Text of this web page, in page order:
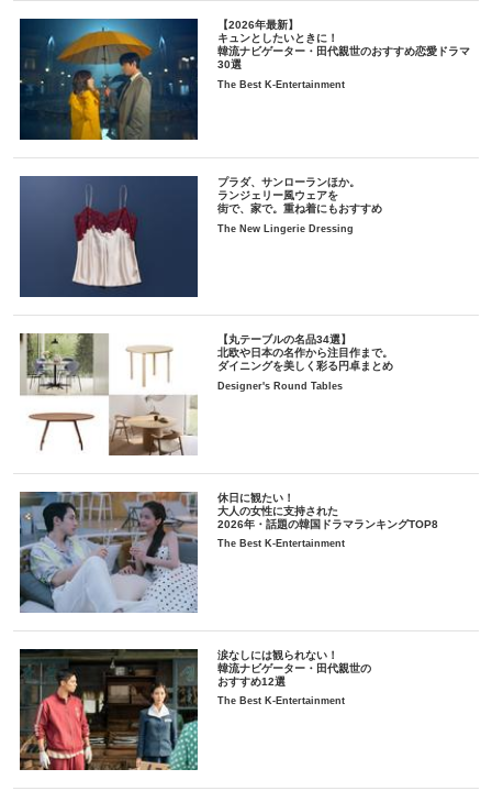
【2026年最新】
キュンとしたいときに！
韓流ナビゲーター・田代親世のおすすめ恋愛ドラマ
30選
The Best K-Entertainment
プラダ、サンローランほか。
ランジェリー風ウェアを
街で、家で。重ね着にもおすすめ
The New Lingerie Dressing
【丸テーブルの名品34選】
北欧や日本の名作から注目作まで。
ダイニングを美しく彩る円卓まとめ
Designer's Round Tables
休日に観たい！
大人の女性に支持された
2026年・話題の韓国ドラマランキングTOP8
The Best K-Entertainment
涙なしには観られない！
韓流ナビゲーター・田代親世の
おすすめ12選
The Best K-Entertainment